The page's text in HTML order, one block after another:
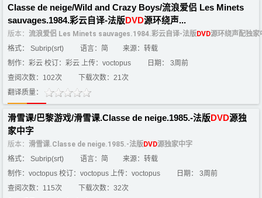
Classe de neige/Wild and Crazy Boys/流浪爱侣 Les Minets
sauvages.1984.彩云自译-法版DVD源环绕声...
版本： 流浪爱侣 Les Minets sauvages.1984.彩云自译-法版DVD源环绕声配独家
格式： Subrip(srt)
语言：简
来源：转载
制作：彩云 校订：彩云 上传：voctopus
日期： 3周前
查阅次数：102次
下载次数：21次
翻译质量：
滑雪课/巴黎游戏/滑雪课.Classe de neige.1985.-法版DVD源独
家中字
版本： 滑雪课.Classe de neige.1985.-法版DVD源独家中字
格式： Subrip(srt)
语言：简
来源：转载
制作：voctopus 校订：voctopus 上传：voctopus
日期： 3周前
查阅次数：115次
下载次数：32次